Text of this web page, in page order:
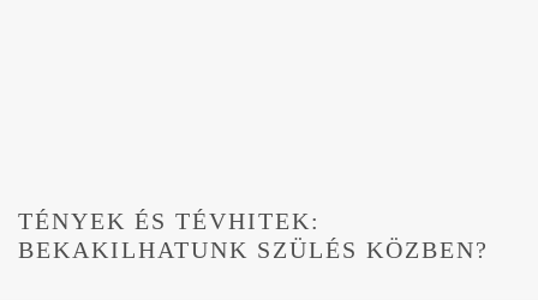
TÉNYEK ÉS TÉVHITEK:
BEKAKILHATUNK SZÜLÉS KÖZBEN?